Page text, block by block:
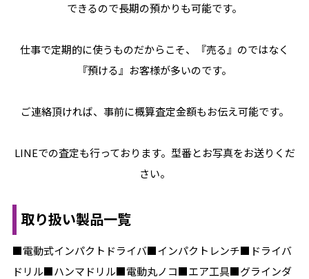
できるので長期の預かりも可能です。
仕事で定期的に使うものだからこそ、『売る』のではなく
『預ける』お客様が多いのです。
ご連絡頂ければ、事前に概算査定金額もお伝え可能です。
LINEでの査定も行っております。型番とお写真をお送りくだ
さい。
取り扱い製品一覧
■電動式インパクトドライバ■インパクトレンチ■ドライバ
ドリル■ハンマドリル■電動丸ノコ■エア工具■グラインダ